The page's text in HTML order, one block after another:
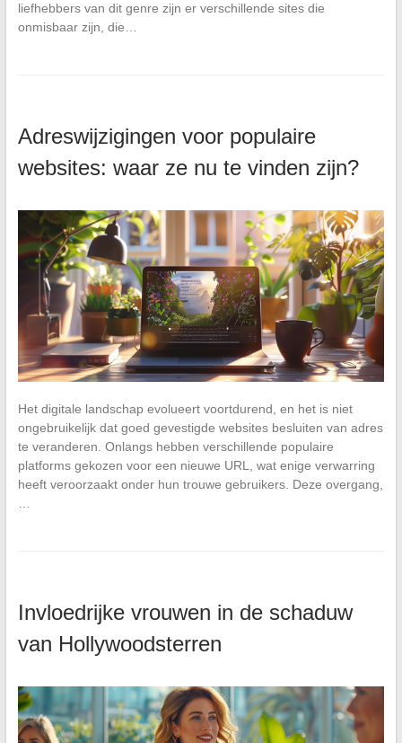
liefhebbers van dit genre zijn er verschillende sites die
onmisbaar zijn, die…
Adreswijzigingen voor populaire
websites: waar ze nu te vinden zijn?
Het digitale landschap evolueert voortdurend, en het is niet
ongebruikelijk dat goed gevestigde websites besluiten van adres
te veranderen. Onlangs hebben verschillende populaire
platforms gekozen voor een nieuwe URL, wat enige verwarring
heeft veroorzaakt onder hun trouwe gebruikers. Deze overgang,
Invloedrijke vrouwen in de schaduw
van Hollywoodsterren